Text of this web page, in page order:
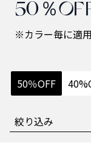
50％
※カラー毎に適
絞り込み
50％OFF